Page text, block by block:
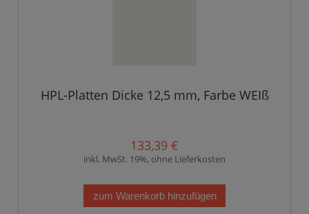
HPL-Platten Dicke 12,5 mm, Farbe WEIß
133,39 €
inkl. MwSt. 19%, ohne Lieferkosten
zum Warenkorb hinzufügen